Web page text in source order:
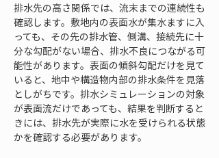
排水先の高さ関係では、流末までの連続性も
確認します。敷地内の表面水が集水ますに入
っても、その先の排水管、側溝、接続先に十
分な勾配がない場合、排水不良につながる可
能性があります。表面の傾斜勾配だけを見て
いると、地中や構造物内部の排水条件を見落
としがちです。排水シミュレーションの対象
が表面流だけであっても、結果を判断すると
きには、排水先が実際に水を受けられる状態
かを確認する必要があります。